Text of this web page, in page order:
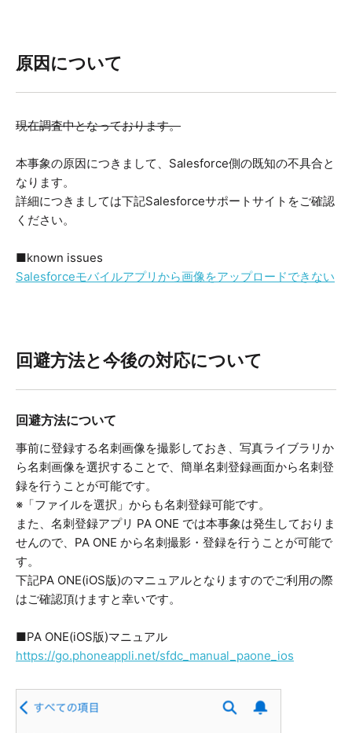
原因について
現在調査中となっております。
本事象の原因につきまして、Salesforce側の既知の不具合と
なります。
詳細につきましては下記Salesforceサポートサイトをご確認
ください。
■known issues
Salesforceモバイルアプリから画像をアップロードできない
回避方法と今後の対応について
回避方法について
事前に登録する名刺画像を撮影しておき、写真ライブラリか
ら名刺画像を選択することで、簡単名刺登録画面から名刺登
録を行うことが可能です。
※「ファイルを選択」からも名刺登録可能です。
また、名刺登録アプリ PA ONE では本事象は発生しておりま
せんので、PA ONE から名刺撮影・登録を行うことが可能で
す。
下記PA ONE(iOS版)のマニュアルとなりますのでご利用の際
はご確認頂けますと幸いです。
■PA ONE(iOS版)マニュアル
https://go.phoneappli.net/sfdc_manual_paone_ios